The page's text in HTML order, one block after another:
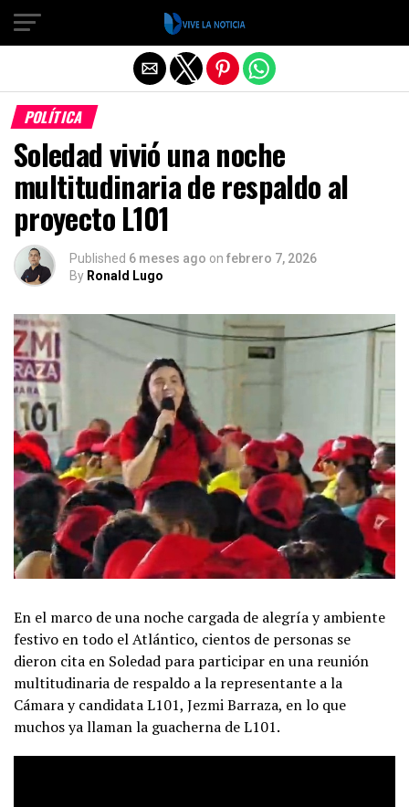
POLÍTICA
Soledad vivió una noche
multitudinaria de respaldo al
proyecto L101
Published 6 meses ago on febrero 7, 2026
By Ronald Lugo
En el marco de una noche cargada de alegría y ambiente
festivo en todo el Atlántico, cientos de personas se
dieron cita en Soledad para participar en una reunión
multitudinaria de respaldo a la representante a la
Cámara y candidata L101, Jezmi Barraza, en lo que
muchos ya llaman la guacherna de L101.
Salir de la versión móvil